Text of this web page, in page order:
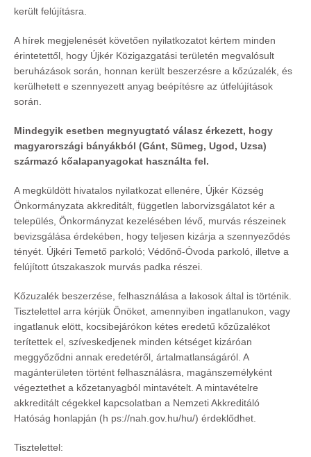
került felújításra.
A hírek megjelenését követően nyilatkozatot kértem minden
érintetettől, hogy Újkér Közigazgatási területén megvalósult
beruházások során, honnan került beszerzésre a kőzúzalék, és
kerülhetett e szennyezett anyag beépítésre az útfelújítások
során.
Mindegyik esetben megnyugtató válasz érkezett, hogy
magyarországi bányákból (Gánt, Sümeg, Ugod, Uzsa)
származó kőalapanyagokat használta fel.
A megküldött hivatalos nyilatkozat ellenére, Újkér Község
Önkormányzata akkreditált, független laborvizsgálatot kér a
település, Önkormányzat kezelésében lévő, murvás részeinek
bevizsgálása érdekében, hogy teljesen kizárja a szennyeződés
tényét. Újkéri Temető parkoló; Védőnő-Óvoda parkoló, illetve a
felújított útszakaszok murvás padka részei.
Kőzuzalék beszerzése, felhasználása a lakosok által is történik.
Tisztelettel arra kérjük Önöket, amennyiben ingatlanukon, vagy
ingatlanuk elött, kocsibejárókon kétes eredetű kőzűzalékot
terítettek el, szíveskedjenek minden kétséget kizáróan
meggyőződni annak eredetéről, ártalmatlanságáról. A
magánterületen történt felhasználásra, magánszemélyként
végeztethet a kőzetanyagból mintavételt. A mintavételre
akkreditált cégekkel kapcsolatban a Nemzeti Akkreditáló
Hatóság honlapján (h ps://nah.gov.hu/hu/) érdeklődhet.
Tisztelettel: